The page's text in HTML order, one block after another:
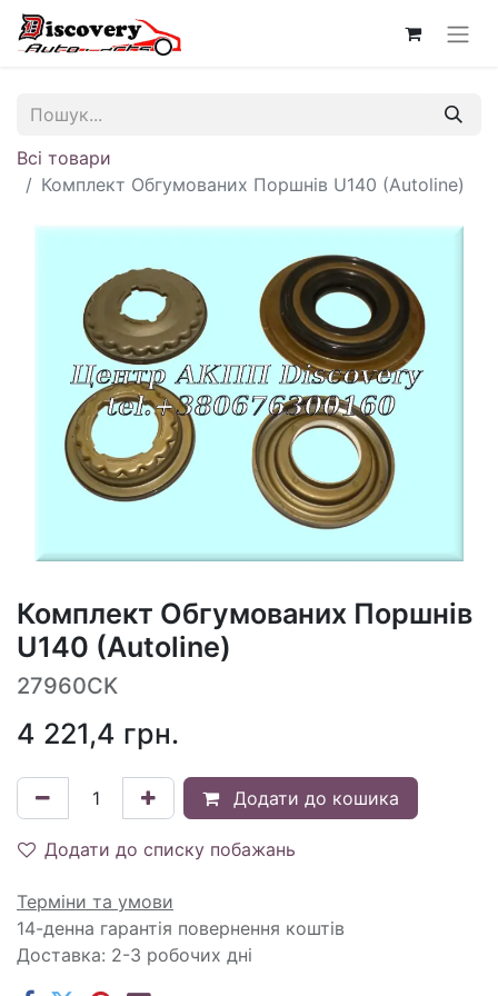
Всі товари
Комплект Обгумованих Поршнів U140 (Autoline)
Комплект Обгумованих Поршнів
U140 (Autoline)
27960CK
4 221,4 грн.
Додати до кошика
Додати до списку побажань
Терміни та умови
14-денна гарантія повернення коштів
Доставка: 2-3 робочих дні